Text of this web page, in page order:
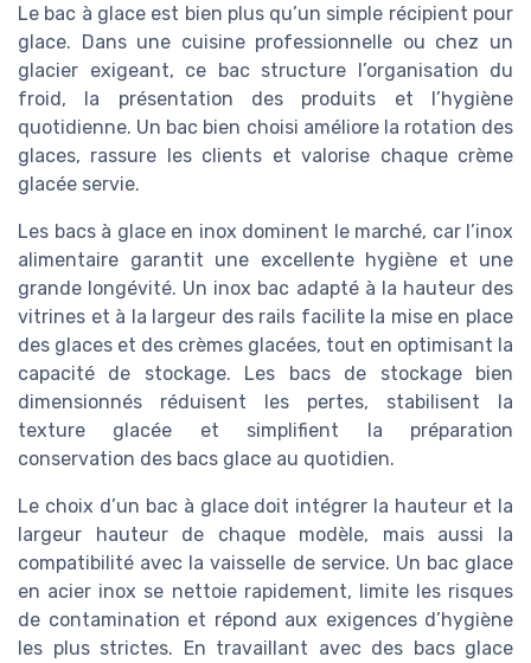
Le bac à glace est bien plus qu’un simple récipient pour
glace. Dans une cuisine professionnelle ou chez un
glacier exigeant, ce bac structure l’organisation du
froid, la présentation des produits et l’hygiène
quotidienne. Un bac bien choisi améliore la rotation des
glaces, rassure les clients et valorise chaque crème
glacée servie.
Les bacs à glace en inox dominent le marché, car l’inox
alimentaire garantit une excellente hygiène et une
grande longévité. Un inox bac adapté à la hauteur des
vitrines et à la largeur des rails facilite la mise en place
des glaces et des crèmes glacées, tout en optimisant la
capacité de stockage. Les bacs de stockage bien
dimensionnés réduisent les pertes, stabilisent la
texture glacée et simplifient la préparation
conservation des bacs glace au quotidien.
Le choix d’un bac à glace doit intégrer la hauteur et la
largeur hauteur de chaque modèle, mais aussi la
compatibilité avec la vaisselle de service. Un bac glace
en acier inox se nettoie rapidement, limite les risques
de contamination et répond aux exigences d’hygiène
les plus strictes. En travaillant avec des bacs glace